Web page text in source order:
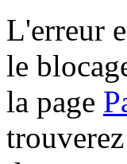
L'erreur
le
la page